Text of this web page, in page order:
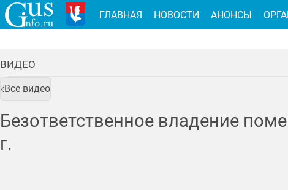
ВИДЕО
Все видео
Безответственное владение
г.
ГЛАВНАЯ НОВОСТИ АНОНСЫ